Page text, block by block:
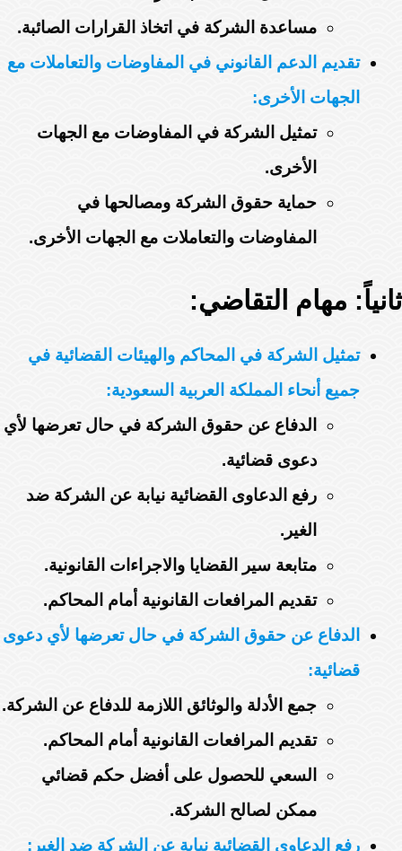
مساعدة الشركة في اتخاذ القرارات الصائبة.
تقديم الدعم القانوني في المفاوضات والتعاملات مع
الجهات الأخرى:
تمثيل الشركة في المفاوضات مع الجهات
الأخرى.
حماية حقوق الشركة ومصالحها في
المفاوضات والتعاملات مع الجهات الأخرى.
ثانياً: مهام التقاضي:
تمثيل الشركة في المحاكم والهيئات القضائية في
جميع أنحاء المملكة العربية السعودية:
الدفاع عن حقوق الشركة في حال تعرضها لأي
دعوى قضائية.
رفع الدعاوى القضائية نيابة عن الشركة ضد
الغير.
متابعة سير القضايا والاجراءات القانونية.
تقديم المرافعات القانونية أمام المحاكم.
الدفاع عن حقوق الشركة في حال تعرضها لأي دعوى
قضائية:
جمع الأدلة والوثائق اللازمة للدفاع عن الشركة.
تقديم المرافعات القانونية أمام المحاكم.
السعي للحصول على أفضل حكم قضائي
ممكن لصالح الشركة.
رفع الدعاوى القضائية نيابة عن الشركة ضد الغير: